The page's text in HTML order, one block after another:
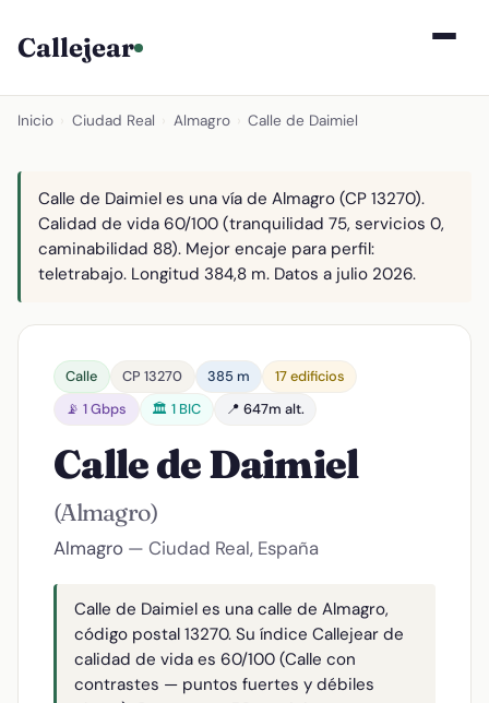
Callejear
Inicio Ciudad Real Almagro Calle de Daimiel
Calle de Daimiel es una vía de Almagro (CP 13270).
Calidad de vida 60/100 (tranquilidad 75, servicios 0,
caminabilidad 88). Mejor encaje para perfil:
teletrabajo. Longitud 384,8 m. Datos a julio 2026.
Calle CP 13270 385 m
17 edificios
📡 1 Gbps
🏛️ 1 BIC 📍 647m alt.
Calle de Daimiel
(Almagro)
Almagro — Ciudad Real, España
Calle de Daimiel es una calle de Almagro,
código postal 13270. Su índice Callejear de
calidad de vida es 60/100 (Calle con
contrastes — puntos fuertes y débiles